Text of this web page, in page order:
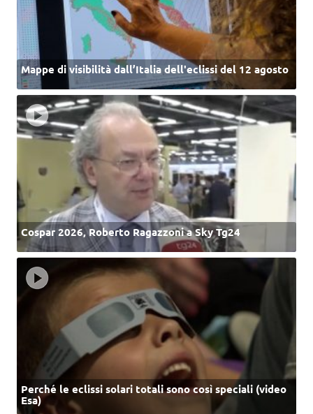
Mappe di visibilità dall’Italia dell'eclissi del 12 agosto
Cospar 2026, Roberto Ragazzoni a Sky Tg24
Perché le eclissi solari totali sono così speciali (video
Esa)